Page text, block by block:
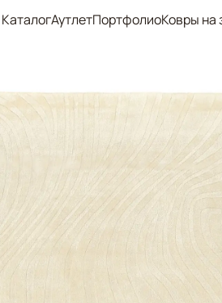
КаталогАутлетПортфолиоКовры на